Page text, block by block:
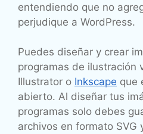
entendiendo que no
perjudique a WordPress.
Puedes diseñar y crear
programas de ilustración
Illustrator o Inkscape que
abierto. Al diseñar tus
programas solo debes
archivos en formato SVG